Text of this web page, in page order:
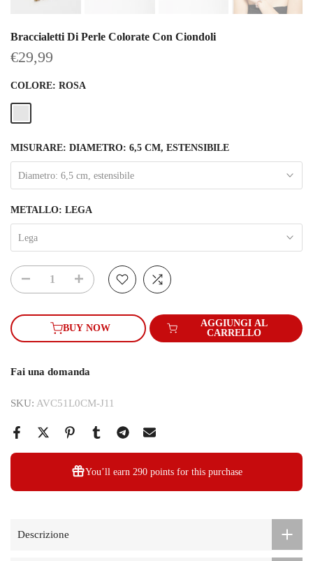
Braccialetti Di Perle Colorate Con Ciondoli
€29,99
COLORE: ROSA
MISURARE: DIAMETRO: 6,5 CM, ESTENSIBILE
Diametro: 6,5 cm, estensibile
METALLO: LEGA
Lega
BUY NOW
AGGIUNGI AL
CARRELLO
Fai una domanda
SKU: AVC51L0CM-J11
You’ll earn 290 pointsfor this purchase
Descrizione